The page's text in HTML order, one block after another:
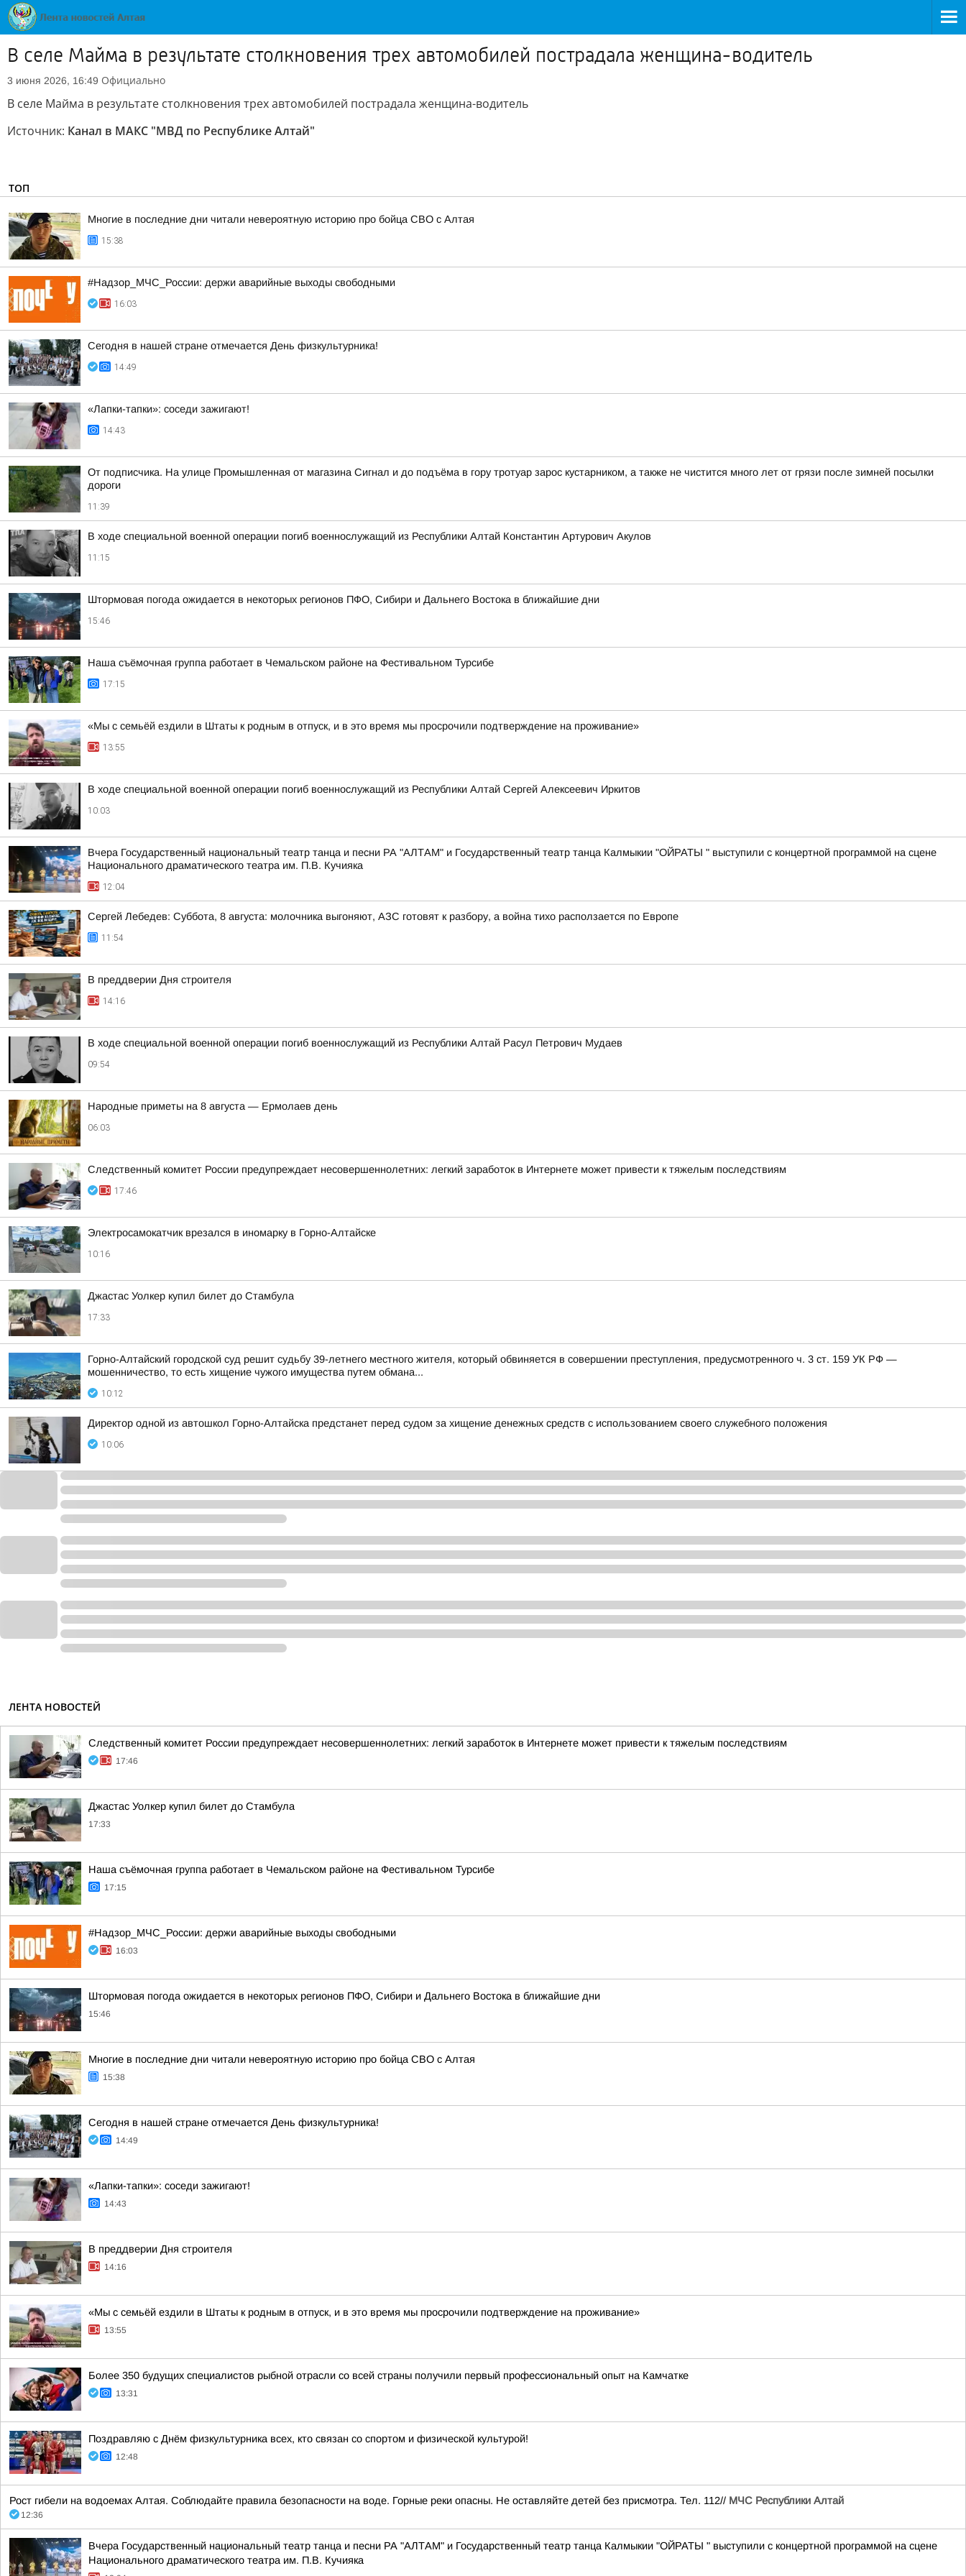
В селе Майма в результате столкновения трех автомобилей пострадала женщина-водитель
3 июня 2026, 16:49 Официально
В селе Майма в результате столкновения трех автомобилей пострадала женщина-водитель
Источник: Канал в МАКС "МВД по Республике Алтай"
ТОП
Многие в последние дни читали невероятную историю про бойца СВО с Алтая
15:38
#Надзор_МЧС_России: держи аварийные выходы свободными
16:03
Сегодня в нашей стране отмечается День физкультурника!
14:49
«Лапки-тапки»: соседи зажигают!
14:43
От подписчика. На улице Промышленная от магазина Сигнал и до подъёма в гору тротуар зарос кустарником, а также не чистится много лет от грязи после зимней посылки
дороги
11:39
В ходе специальной военной операции погиб военнослужащий из Республики Алтай Константин Артурович Акулов
11:15
Штормовая погода ожидается в некоторых регионов ПФО, Сибири и Дальнего Востока в ближайшие дни
15:46
Наша съёмочная группа работает в Чемальском районе на Фестивальном Турсибе
17:15
«Мы с семьёй ездили в Штаты к родным в отпуск, и в это время мы просрочили подтверждение на проживание»
13:55
В ходе специальной военной операции погиб военнослужащий из Республики Алтай Сергей Алексеевич Иркитов
10:03
Вчера Государственный национальный театр танца и песни РА "АЛТАМ" и Государственный театр танца Калмыкии "ОЙРАТЫ " выступили с концертной программой на сцене
Национального драматического театра им. П.В. Кучияка
12:04
Сергей Лебедев: Суббота, 8 августа: молочника выгоняют, АЗС готовят к разбору, а война тихо расползается по Европе
11:54
В преддверии Дня строителя
14:16
В ходе специальной военной операции погиб военнослужащий из Республики Алтай Расул Петрович Мудаев
09:54
Hapoдныe пpимeты нa 8 aвгуcтa — Epмoлaeв дeнь
06:03
Следственный комитет России предупреждает несовершеннолетних: легкий заработок в Интернете может привести к тяжелым последствиям
17:46
Электросамокатчик врезался в иномарку в Горно-Алтайске
10:16
Джастас Уолкер купил билет до Стамбула
17:33
Горно-Алтайский городской суд решит судьбу 39-летнего местного жителя, который обвиняется в совершении преступления, предусмотренного ч. 3 ст. 159 УК РФ —
мошенничество, то есть хищение чужого имущества путем обмана...
10:12
Директор одной из автошкол Горно-Алтайска предстанет перед судом за хищение денежных средств с использованием своего служебного положения
10:06
ЛЕНТА НОВОСТЕЙ
Следственный комитет России предупреждает несовершеннолетних: легкий заработок в Интернете может привести к тяжелым последствиям
17:46
Джастас Уолкер купил билет до Стамбула
17:33
Наша съёмочная группа работает в Чемальском районе на Фестивальном Турсибе
17:15
#Надзор_МЧС_России: держи аварийные выходы свободными
16:03
Штормовая погода ожидается в некоторых регионов ПФО, Сибири и Дальнего Востока в ближайшие дни
15:46
Многие в последние дни читали невероятную историю про бойца СВО с Алтая
15:38
Сегодня в нашей стране отмечается День физкультурника!
14:49
«Лапки-тапки»: соседи зажигают!
14:43
В преддверии Дня строителя
14:16
«Мы с семьёй ездили в Штаты к родным в отпуск, и в это время мы просрочили подтверждение на проживание»
13:55
Более 350 будущих специалистов рыбной отрасли со всей страны получили первый профессиональный опыт на Камчатке
13:31
Поздравляю с Днём физкультурника всех, кто связан со спортом и физической культурой!
12:48
Рост гибели на водоемах Алтая. Соблюдайте правила безопасности на воде. Горные реки опасны. Не оставляйте детей без присмотра. Тел. 112// МЧС Республики Алтай
12:36
Вчера Государственный национальный театр танца и песни РА "АЛТАМ" и Государственный театр танца Калмыкии "ОЙРАТЫ " выступили с концертной программой на сцене
Национального драматического театра им. П.В. Кучияка